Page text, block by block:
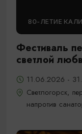
80-ЛЕТИЕ
Фестиваль
светлой
11.06.2026 -
Светлогорск,
напротив